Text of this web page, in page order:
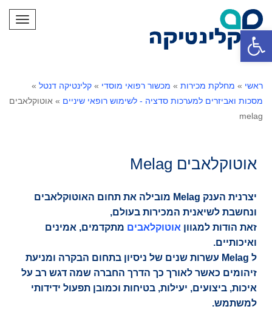
פתח סרגל נגישות
ראשי » מחלקת מכירות » מכשור רפואי מוסדי » קלינטיקה דנטל »
מסכות ואביזרים למערכות סדציה - לשימוש רופאי שיניים » אוטוקלאבים
melag
אוטוקלאבים Melag
יצרנית הענק Melag מובילה את תחום האוטוקלאבים
ונחשבת לשיאנית המכירות בעולם,
זאת הודות למגוון אוטוקלאבים מתקדמים, אמינים
ואיכותיים.
ל Melag עשרות שנים של ניסיון בתחום הבקרה ומניעת
זיהומים כאשר לאורך כך הדרך החברה שמה דגש רב על
איכות, ביצועים, יעילות, בטיחות וכמובן תפעול ידידותי
למשתמש.